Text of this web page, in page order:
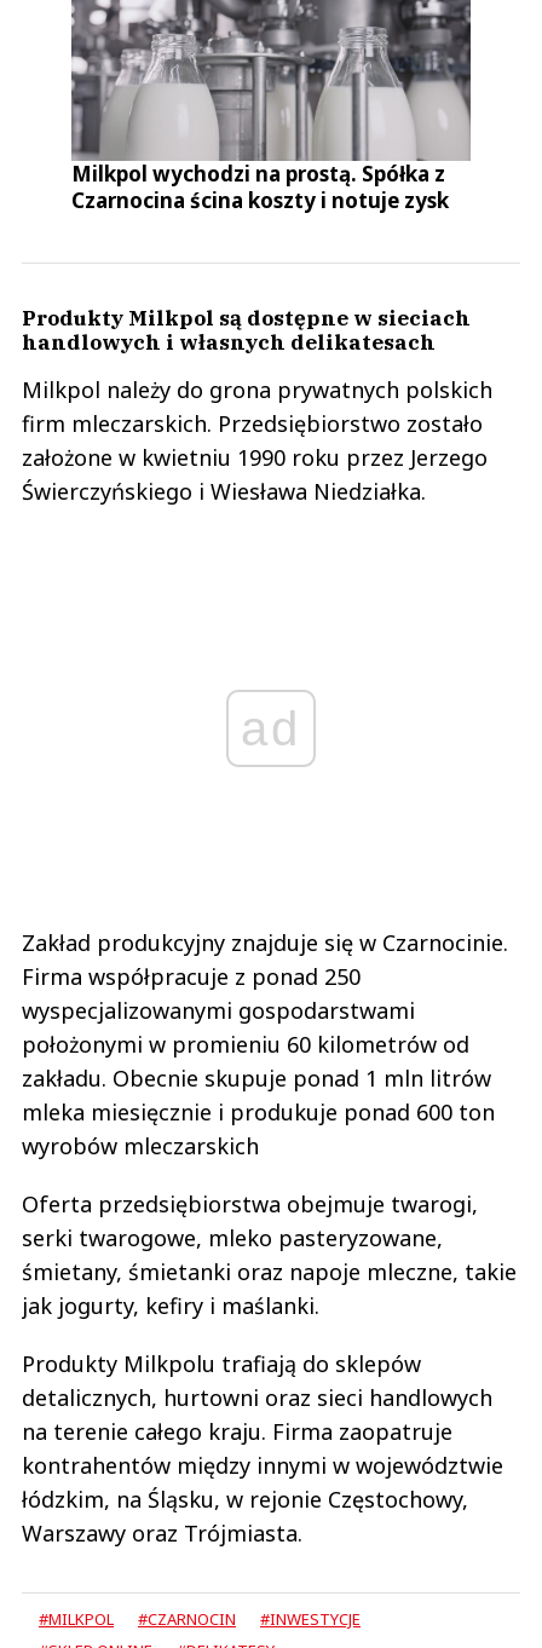
Milkpol wychodzi na prostą. Spółka z
Czarnocina ścina koszty i notuje zysk
Produkty Milkpol są dostępne w sieciach
handlowych i własnych delikatesach
Milkpol należy do grona prywatnych polskich
firm mleczarskich. Przedsiębiorstwo zostało
założone w kwietniu 1990 roku przez Jerzego
Świerczyńskiego i Wiesława Niedziałka.
ad
Zakład produkcyjny znajduje się w Czarnocinie.
Firma współpracuje z ponad 250
wyspecjalizowanymi gospodarstwami
położonymi w promieniu 60 kilometrów od
zakładu. Obecnie skupuje ponad 1 mln litrów
mleka miesięcznie i produkuje ponad 600 ton
wyrobów mleczarskich
Oferta przedsiębiorstwa obejmuje twarogi,
serki twarogowe, mleko pasteryzowane,
śmietany, śmietanki oraz napoje mleczne, takie
jak jogurty, kefiry i maślanki.
Produkty Milkpolu trafiają do sklepów
detalicznych, hurtowni oraz sieci handlowych
na terenie całego kraju. Firma zaopatruje
kontrahentów między innymi w województwie
łódzkim, na Śląsku, w rejonie Częstochowy,
Warszawy oraz Trójmiasta.
#MILKPOL #CZARNOCIN
#INWESTYCJE